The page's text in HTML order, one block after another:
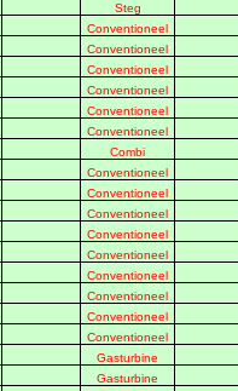
Steg
Conventioneel
Conventioneel
Conventioneel
Conventioneel
Conventioneel
Conventioneel
Combi
Conventioneel
Conventioneel
Conventioneel
Conventioneel
Conventioneel
Conventioneel
Conventioneel
Conventioneel
Conventioneel
Gasturbine
Gasturbine